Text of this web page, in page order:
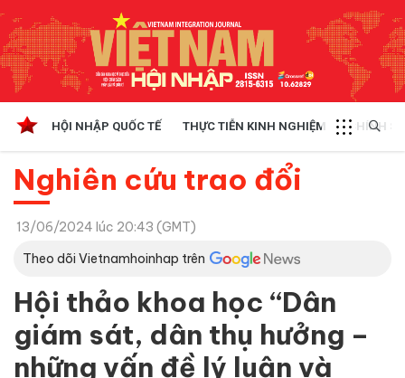
HỘI NHẬP QUỐC TẾ THỰC TIỄN KINH NGHIỆM CHÍNH
Nghiên cứu trao đổi
13/06/2024 lúc 20:43 (GMT)
Theo dõi Vietnamhoinhap trên
Hội thảo khoa học “Dân
giám sát, dân thụ hưởng –
những vấn đề lý luận và